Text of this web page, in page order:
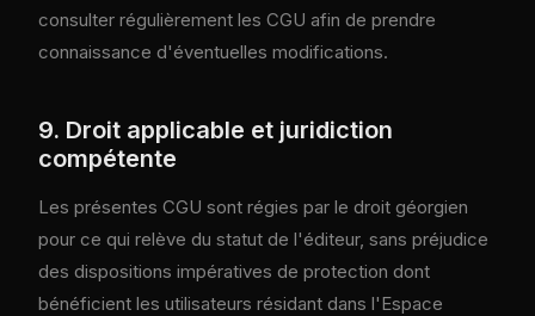
consulter régulièrement les CGU afin de prendre
connaissance d'éventuelles modifications.
9. Droit applicable et juridiction
compétente
Les présentes CGU sont régies par le droit géorgien
pour ce qui relève du statut de l'éditeur, sans préjudice
des dispositions impératives de protection dont
bénéficient les utilisateurs résidant dans l'Espace